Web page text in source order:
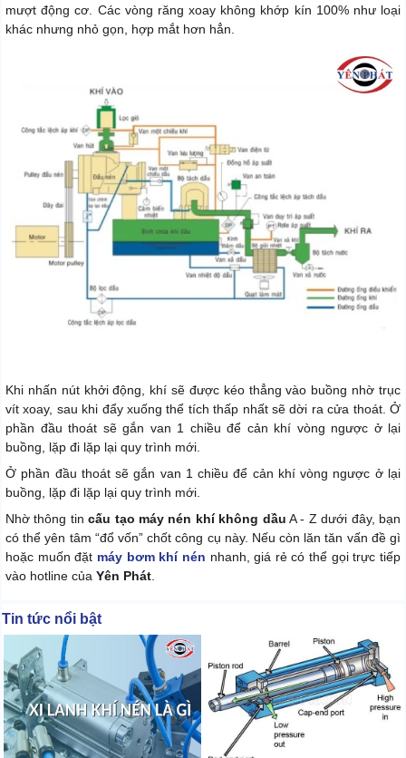
mượt động cơ. Các vòng răng xoay không khớp kín 100% như loại
khác nhưng nhỏ gọn, hợp mắt hơn hẳn.
Khi nhấn nút khởi động, khí sẽ được kéo thẳng vào buồng nhờ trục
vít xoay, sau khi đẩy xuống thể tích thấp nhất sẽ dời ra cửa thoát. Ở
phần đầu thoát sẽ gắn van 1 chiều để cản khí vòng ngược ở lại
buồng, lặp đi lặp lại quy trình mới.
Ở phần đầu thoát sẽ gắn van 1 chiều để cản khí vòng ngược ở lại
buồng, lặp đi lặp lại quy trình mới.
Nhờ thông tincấu tạo máy nén khí không dầu A - Z dưới đây, bạn
có thể yên tâm “đổ vốn” chốt công cụ này. Nếu còn lăn tăn vấn đề gì
hoặc muốn đặt máy bơm khí nén nhanh, giá rẻ có thể gọi trực tiếp
vào hotline của Yên Phát.
Tin tức nổi bật